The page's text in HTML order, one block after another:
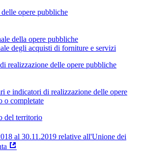
opere pubbliche
della opere pubbliche
degli acquisti di forniture e servizi
realizzazione delle opere pubbliche
e indicatori di realizzazione delle opere
o completate
del territorio
al 30.11.2019 relative all'Unione dei